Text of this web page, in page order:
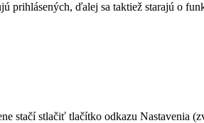
prihlásených, ďalej sa taktiež starajú o
stačí stlačiť tlačítko odkazu Nastavenia